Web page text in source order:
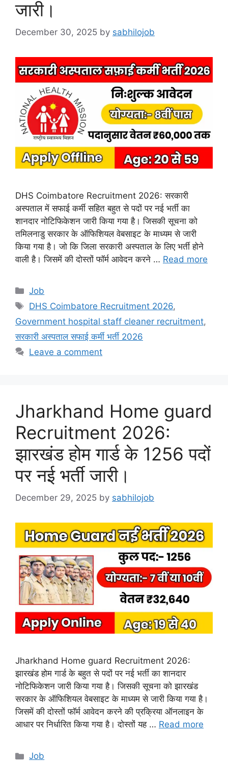
जारी।
December 30, 2025 by sabhilojob
DHS Coimbatore Recruitment 2026: सरकारी
अस्पताल में सफाई कर्मी सहित बहुत से पदों पर नई भर्ती का
शानदार नोटिफिकेशन जारी किया गया है। जिसकी सूचना को
तमिलनाडु सरकार के ऑफिशियल वेबसाइट के माध्यम से जारी
किया गया है। जो कि जिला सरकारी अस्पताल के लिए भर्ती होने
वाली है। जिसमें की दोस्तों फॉर्म आवेदन करने … Read more
Categories
Job
Tags
DHS Coimbatore Recruitment 2026,
Government hospital staff cleaner recruitment,
सरकारी अस्पताल सफाई कर्मी भर्ती 2026
Leave a comment
Jharkhand Home guard
Recruitment 2026:
झारखंड होम गार्ड के 1256 पदों
पर नई भर्ती जारी।
December 29, 2025 by sabhilojob
Jharkhand Home guard Recruitment 2026:
झारखंड होम गार्ड के बहुत से पदों पर नई भर्ती का शानदार
नोटिफिकेशन जारी किया गया है। जिसकी सूचना को झारखंड
सरकार के ऑफिशियल वेबसाइट के माध्यम से जारी किया गया है।
जिसमें की दोस्तों फॉर्म आवेदन करने की प्रक्रिया ऑनलाइन के
आधार पर निर्धारित किया गया है। दोस्तों यह … Read more
Categories
Job